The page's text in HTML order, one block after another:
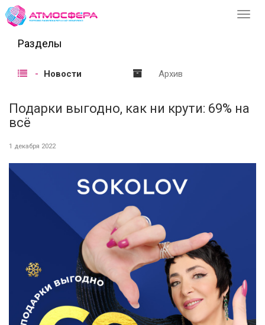
Разделы
Новости Архив
Подарки выгодно, как ни крути: 69% на
всё
1 декабря 2022